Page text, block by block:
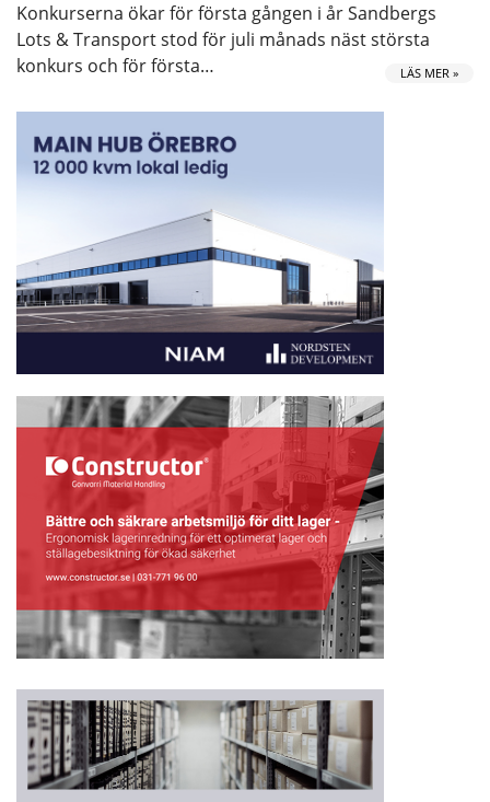
Konkurserna ökar för första gången i år Sandbergs
Lots & Transport stod för juli månads näst största
konkurs och för första…
LÄS MER »